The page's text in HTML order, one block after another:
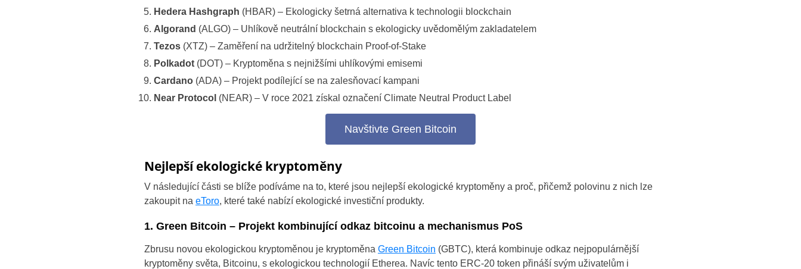
Hedera Hashgraph (HBAR) – Ekologicky šetrná alternativa k technologii blockchain
Algorand (ALGO) – Uhlíkově neutrální blockchain s ekologicky uvědomělým zakladatelem
Tezos(XTZ) – Zaměření na udržitelný blockchain Proof-of-Stake
Polkadot(DOT) – Kryptoměna s nejnižšími uhlíkovými emisemi
Cardano(ADA) – Projekt podílející se na zalesňovací kampani
Near Protocol (NEAR) – V roce 2021 získal označení Climate Neutral Product Label
Navštivte Green Bitcoin
Nejlepší ekologické kryptoměny
V následující části se blíže podíváme na to, které jsou nejlepší ekologické kryptoměny a proč, přičemž polovinu z nich lze
zakoupit na eToro, které také nabízí ekologické investiční produkty.
1. Green Bitcoin – Projekt kombinující odkaz bitcoinu a mechanismus PoS
Zbrusu novou ekologickou kryptoměnou je kryptoměna Green Bitcoin (GBTC), která kombinuje odkaz nejpopulárnější
kryptoměny světa, Bitcoinu, s ekologickou technologií Etherea. Navíc tento ERC-20 token přináší svým uživatelům i